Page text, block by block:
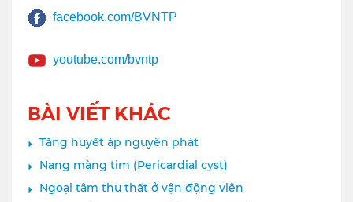
facebook.com/BVNTP
youtube.com/bvntp
BÀI VIẾT KHÁC
Tăng huyết áp nguyên phát
Nang màng tim (Pericardial cyst)
Ngoại tâm thu thất ở vận động viên